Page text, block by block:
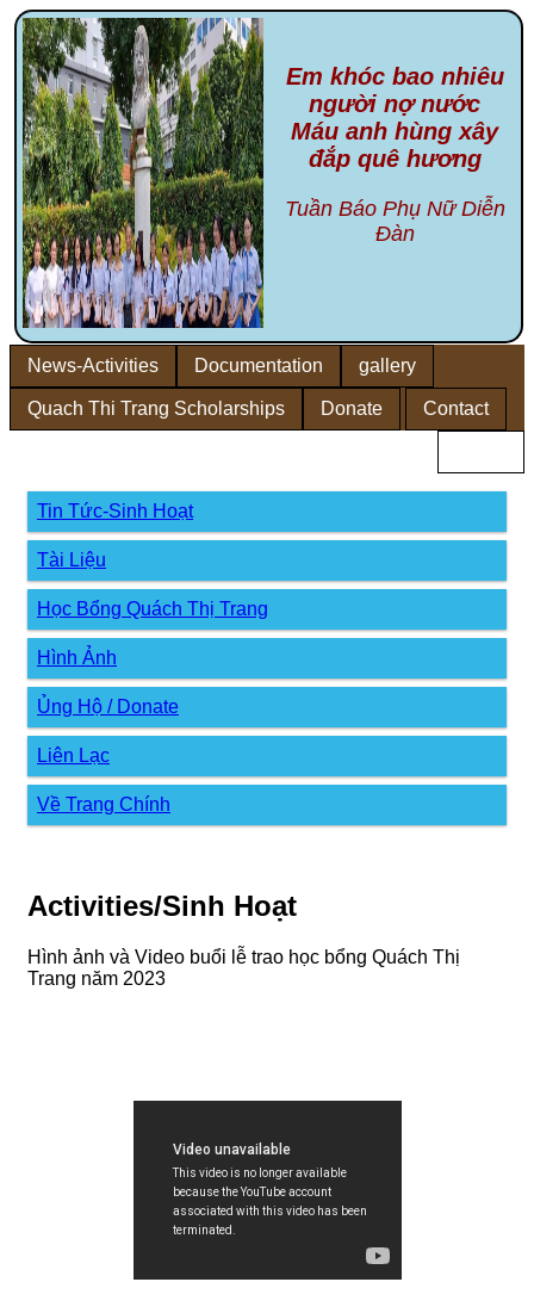
Em khóc bao nhiêu
người nợ nước
Máu anh hùng xây
đắp quê hương
Tuần Báo Phụ Nữ Diễn
Đàn
News-Activities Documentation
Quach Thi Trang Scholarships
gallery
Donate Contact
Tin Tức-Sinh Hoạt
Tài Liệu
Học Bổng Quách Thị Trang
Hình Ảnh
Ủng Hộ / Donate
Liên Lạc
Về Trang Chính
Activities/Sinh Hoạt
Hình ảnh và Video buổi lễ trao học bổng Quách Thị
Trang năm 2023